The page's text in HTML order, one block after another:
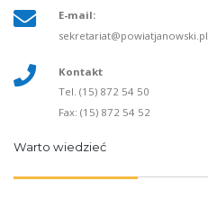
E-mail:
sekretariat@powiatjanowski.pl
Kontakt
Tel. (15) 872 54 50
Fax: (15) 872 54 52
Warto wiedzieć